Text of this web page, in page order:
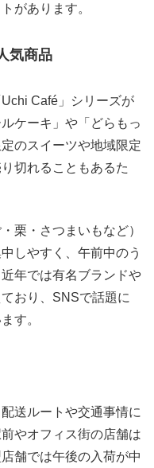
があります。
気商品
Café」シリーズが
ケーキ」や「どらもっ
のスイーツや地域限定
切れることもあるた
栗・さつまいもなど）
しやすく、午前中のう
年では有名ブランドや
おり、SNSで話題に
す。
送ルートや交通事情に
やオフィス街の店舗は
舗では午後の入荷が中